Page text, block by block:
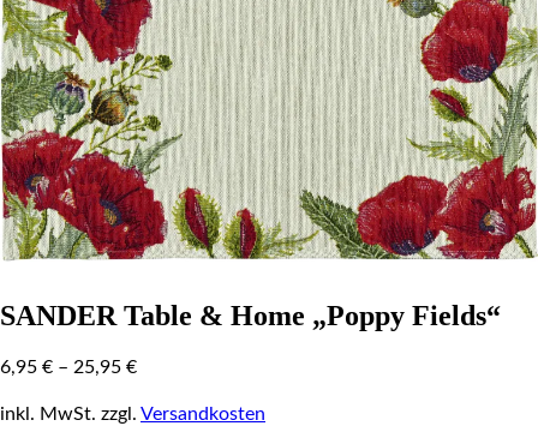
SANDER Table & Home „Poppy Fields“
6,95 € – 25,95 €
inkl. MwSt. zzgl. Versandkosten